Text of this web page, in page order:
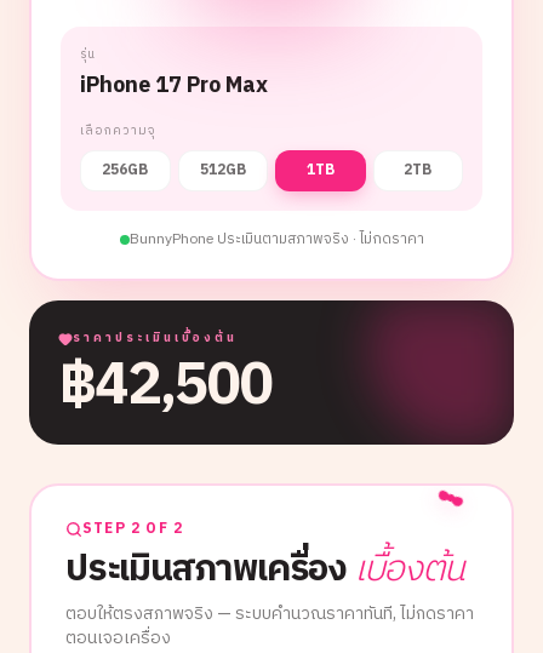
รุ่น
iPhone 17 Pro Max
เลือกความจุ
256GB 512GB 1TB 2TB
BunnyPhone ประเมินตามสภาพจริง · ไม่กดราคา
ราคาประเมินเบื้องต้น
฿42,500
STEP 2 OF 2
ประเมินสภาพเครื่อง เบื้องต้น
ตอบให้ตรงสภาพจริง — ระบบคำนวณราคาทันที, ไม่กดราคา
ตอนเจอเครื่อง